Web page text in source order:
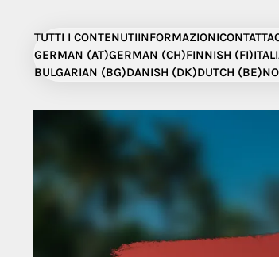
content
TUTTI I CONTENUTIINFORMAZIONI
GERMAN (AT)GERMAN (CH)FINNISH (FI)
BULGARIAN (BG)DANISH (DK)DUTCH (BE)